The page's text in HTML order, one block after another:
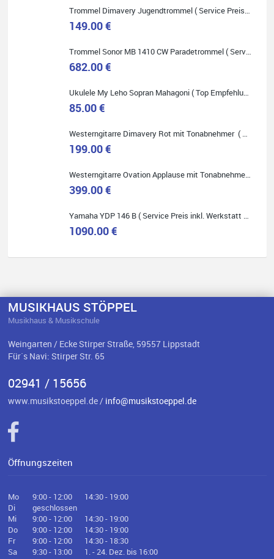
Klein...aber fein!
Toller Service, nette Leute. Immer wieder gerne..
Trommel Dimavery Jugendtrommel ( Service Preis inkl. Werkstatt Service )
149.00 €
Trommel Sonor MB 1410 CW Paradetrommel ( Service Preis inkl. Werkstatt Service )
682.00 €
Ukulele My Leho Sopran Mahagoni ( Top Empfehlung ! )
85.00 €
Westerngitarre Dimavery Rot mit Tonabnehmer ( Service Preis inkl. Werkstatt Service )
199.00 €
Westerngitarre Ovation Applause mit Tonabnehmer ( Service Preis inkl. Werkstatt Service )
399.00 €
Yamaha YDP 146 B ( Service Preis inkl. Werkstatt Service )
1090.00 €
MUSIKHAUS STÖPPEL
Musikhaus & Musikschule
Weingarten / Ecke Stirper Straße, 59557 Lippstadt
Für`s Navi: Stirper Str. 65
02941 / 15656
www.musikstoeppel.de / info@musikstoeppel.de
Öffnungszeiten
Mo 9:00 - 12:00
14:30 - 19:00
Di
geschlossen
Mi
9:00 - 12:00
14:30 - 19:00
Do
9:00 - 12:00
14:30 - 19:00
Fr
9:00 - 12:00
14:30 - 18:30
Sa
9:30 - 13:00 1. - 24. Dez. bis 16:00